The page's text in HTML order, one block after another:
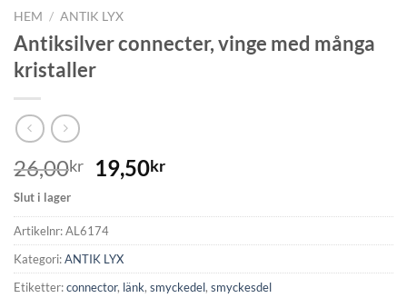
HEM / ANTIK LYX
Antiksilver connecter, vinge med många
kristaller
26,00kr 19,50kr
Slut i lager
Artikelnr:AL6174
Kategori:ANTIK LYX
Etiketter:connector, länk, smyckedel, smyckesdel